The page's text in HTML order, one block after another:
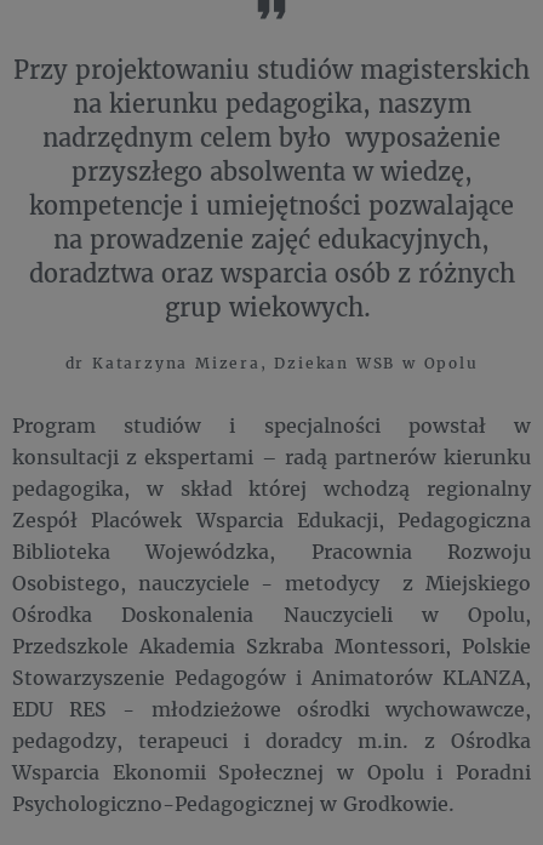
Przy projektowaniu studiów magisterskich
na kierunku pedagogika, naszym
nadrzędnym celem było wyposażenie
przyszłego absolwenta w wiedzę,
kompetencje i umiejętności pozwalające
na prowadzenie zajęć edukacyjnych,
doradztwa oraz wsparcia osób z różnych
grup wiekowych.
dr Katarzyna Mizera, Dziekan WSB w Opolu
Program studiów i specjalności powstał w
konsultacji z ekspertami – radą partnerów kierunku
pedagogika, w skład której wchodzą regionalny
Zespół Placówek Wsparcia Edukacji, Pedagogiczna
Biblioteka Wojewódzka, Pracownia Rozwoju
Osobistego, nauczyciele - metodycy z Miejskiego
Ośrodka Doskonalenia Nauczycieli w Opolu,
Przedszkole Akademia Szkraba Montessori, Polskie
Stowarzyszenie Pedagogów i Animatorów KLANZA,
EDU RES - młodzieżowe ośrodki wychowawcze,
pedagodzy, terapeuci i doradcy m.in. z Ośrodka
Wsparcia Ekonomii Społecznej w Opolu i Poradni
Psychologiczno-Pedagogicznej w Grodkowie.